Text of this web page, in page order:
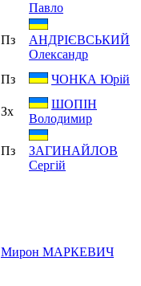
Павло
Пз
АНДРІЄВСЬКИЙ
Олександр
Пз ЧОНКА Юрій
Зх
ШОПІН
Володимир
Пз
ЗАГИНАЙЛОВ
Сергій
Мирон МАРКЕВИЧ